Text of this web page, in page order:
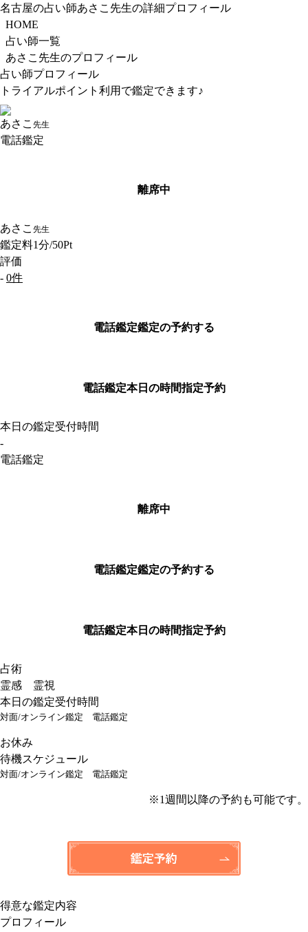
名古屋の占い師あさこ先生の詳細プロフィール
HOME
占い師一覧
あさこ先生のプロフィール
占い師プロフィール
トライアルポイント利用で鑑定できます♪
あさこ 先生
電話鑑定
離席中
あさこ 先生
鑑定料1分/50Pt
評価
- 0件
電話鑑定鑑定の予約する
電話鑑定本日の時間指定予約
本日の鑑定受付時間
-
電話鑑定
離席中
電話鑑定鑑定の予約する
電話鑑定本日の時間指定予約
占術
霊感 霊視
本日の鑑定受付時間
対面/オンライン鑑定 電話鑑定
お休み
待機スケジュール
対面/オンライン鑑定 電話鑑定
※1週間以降の予約も可能です。
得意な鑑定内容
プロフィール